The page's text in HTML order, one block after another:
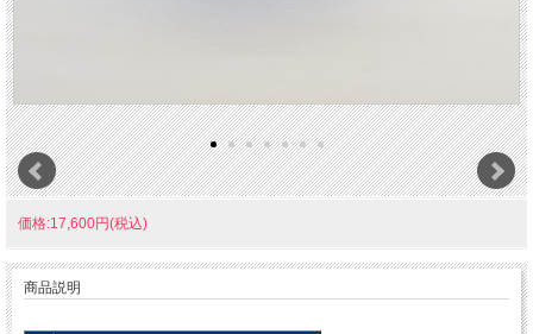
価格:17,600円(税込)
商品説明